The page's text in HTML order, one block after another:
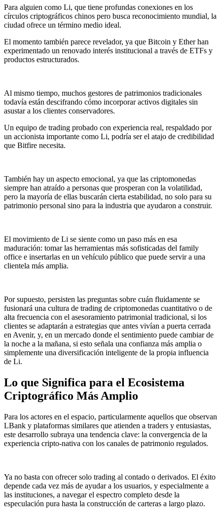
Para alguien como Li, que tiene profundas conexiones en los
círculos criptográficos chinos pero busca reconocimiento mundial, la
ciudad ofrece un término medio ideal.
El momento también parece revelador, ya que Bitcoin y Ether han
experimentado un renovado interés institucional a través de ETFs y
productos estructurados.
Al mismo tiempo, muchos gestores de patrimonios tradicionales
todavía están descifrando cómo incorporar activos digitales sin
asustar a los clientes conservadores.
Un equipo de trading probado con experiencia real, respaldado por
un accionista importante como Li, podría ser el atajo de credibilidad
que Bitfire necesita.
También hay un aspecto emocional, ya que las criptomonedas
siempre han atraído a personas que prosperan con la volatilidad,
pero la mayoría de ellas buscarán cierta estabilidad, no solo para su
patrimonio personal sino para la industria que ayudaron a construir.
El movimiento de Li se siente como un paso más en esa
maduración: tomar las herramientas más sofisticadas del family
office e insertarlas en un vehículo público que puede servir a una
clientela más amplia.
Por supuesto, persisten las preguntas sobre cuán fluidamente se
fusionará una cultura de trading de criptomonedas cuantitativo o de
alta frecuencia con el asesoramiento patrimonial tradicional, si los
clientes se adaptarán a estrategias que antes vivían a puerta cerrada
en Avenir, y, en un mercado donde el sentimiento puede cambiar de
la noche a la mañana, si esto señala una confianza más amplia o
simplemente una diversificación inteligente de la propia influencia
de Li.
Lo que Significa para el Ecosistema
Criptográfico Más Amplio
Para los actores en el espacio, particularmente aquellos que observan
LBank y plataformas similares que atienden a traders y entusiastas,
este desarrollo subraya una tendencia clave: la convergencia de la
experiencia cripto-nativa con los canales de patrimonio regulados.
Ya no basta con ofrecer solo trading al contado o derivados. El éxito
depende cada vez más de ayudar a los usuarios, y especialmente a
las instituciones, a navegar el espectro completo desde la
especulación pura hasta la construcción de carteras a largo plazo.